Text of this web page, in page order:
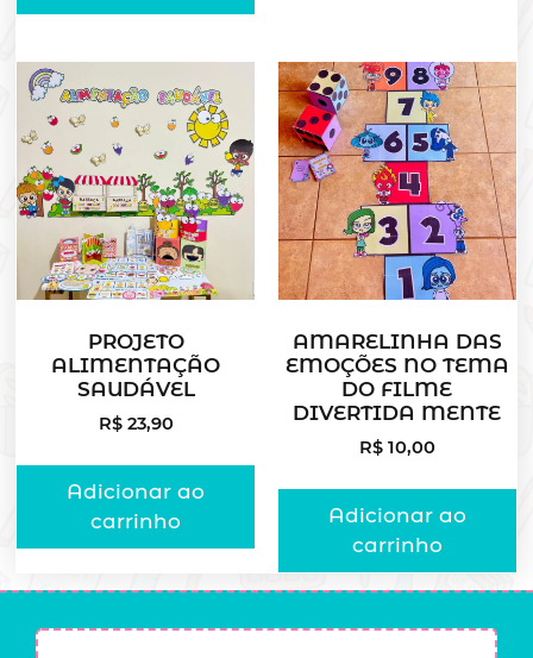
PROJETO
ALIMENTAÇÃO
SAUDÁVEL
R$23,90
Adicionar ao
carrinho
AMARELINHA DAS
EMOÇÕES NO TEMA
DO FILME
DIVERTIDA MENTE
R$10,00
Adicionar ao
carrinho